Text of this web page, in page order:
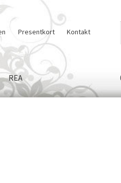
Presentkort Kontakt
REA